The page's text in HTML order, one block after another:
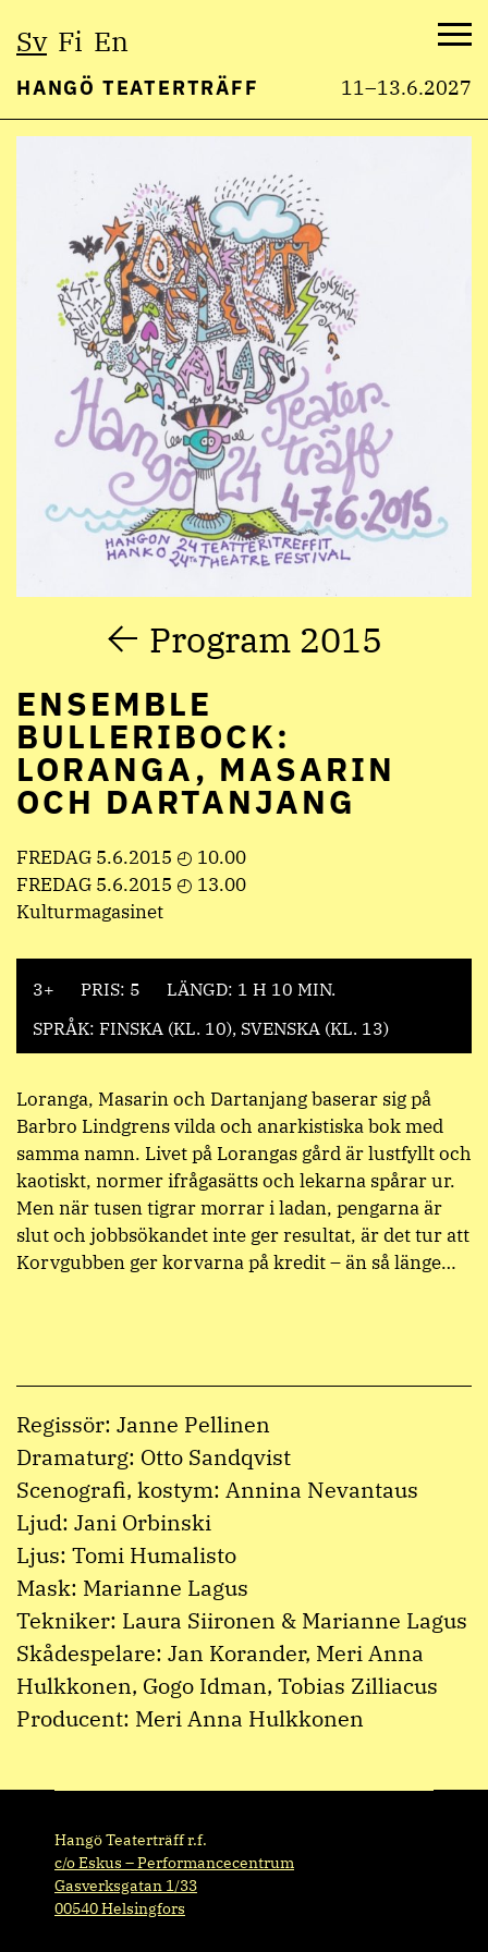
Sv Fi En
HANGÖ TEATERTRÄFF 11–13.6.2027
Program 2015
ENSEMBLE
BULLERIBOCK:
LORANGA, MASARIN
OCH DARTANJANG
FREDAG 5.6.2015 ◴ 10.00
FREDAG 5.6.2015 ◴ 13.00
Kulturmagasinet
3+ PRIS: 5
LÄNGD: 1 H 10 MIN.
SPRÅK: FINSKA (KL. 10), SVENSKA (KL. 13)
Loranga, Masarin och Dartanjang baserar sig på
Barbro Lindgrens vilda och anarkistiska bok med
samma namn. Livet på Lorangas gård är lustfyllt och
kaotiskt, normer ifrågasätts och lekarna spårar ur.
Men när tusen tigrar morrar i ladan, pengarna är
slut och jobbsökandet inte ger resultat, är det tur att
Korvgubben ger korvarna på kredit – än så länge…
Regissör: Janne Pellinen
Dramaturg: Otto Sandqvist
Scenografi, kostym: Annina Nevantaus
Ljud: Jani Orbinski
Ljus: Tomi Humalisto
Mask: Marianne Lagus
Tekniker: Laura Siironen & Marianne Lagus
Skådespelare: Jan Korander, Meri Anna
Hulkkonen, Gogo Idman, Tobias Zilliacus
Producent: Meri Anna Hulkkonen
Hangö Teaterträff r.f.
c/o Eskus – Performancecentrum
Gasverksgatan 1/33
00540 Helsingfors